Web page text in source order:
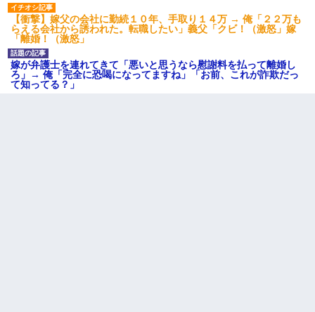
【衝撃】嫁父の会社に勤続１０年、手取り１４万 → 俺「２２万も
らえる会社から誘われた。転職したい」義父「クビ！（激怒」嫁
「離婚！（激怒」
嫁が弁護士を連れてきて「悪いと思うなら慰謝料を払って離婚し
ろ」→ 俺「完全に恐喝になってますね」「お前、これが詐欺だっ
て知ってる？」